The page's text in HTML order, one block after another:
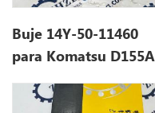
Buje 14Y-50-11460
para Komatsu D155A